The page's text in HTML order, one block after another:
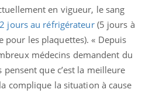
en vigueur, le sang
jours au réfrigérateur (5 jours à
pour les plaquettes). « Depuis
médecins demandent du
pensent que c’est la meilleure
complique la situation à cause